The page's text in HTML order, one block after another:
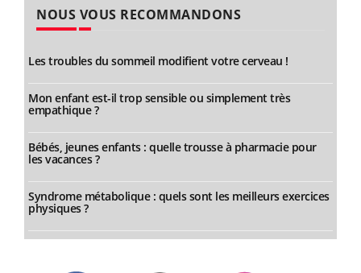
NOUS VOUS RECOMMANDONS
Les troubles du sommeil modifient votre cerveau !
Mon enfant est-il trop sensible ou simplement très
empathique ?
Bébés, jeunes enfants : quelle trousse à pharmacie pour
les vacances ?
Syndrome métabolique : quels sont les meilleurs exercices
physiques ?